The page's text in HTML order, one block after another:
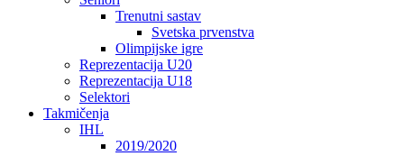
Trenutni sastav
Svetska prvenstva
Olimpijske igre
Reprezentacija U20
Reprezentacija U18
Selektori
Takmičenja
IHL
2019/2020